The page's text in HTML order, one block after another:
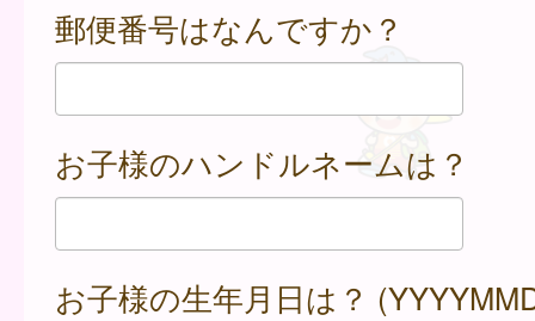
郵便番号はなんですか？
お子様のハンドルネームは？
お子様の生年月日は？